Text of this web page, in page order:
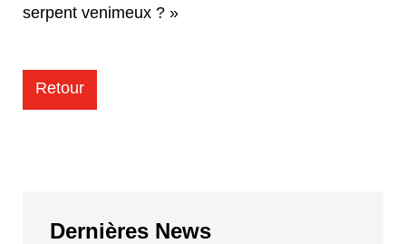
serpent venimeux ? »
Retour
Dernières News